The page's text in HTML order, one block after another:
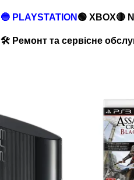
🔵 PLAYSTATION 🟢 XBOX🔴
🛠️ Ремонт та сервісне